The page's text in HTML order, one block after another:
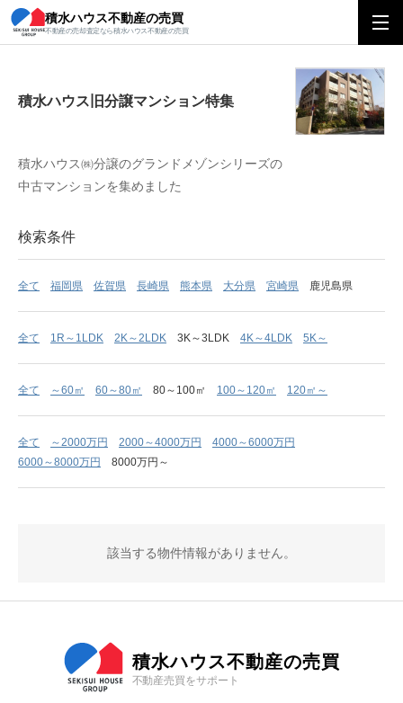
積水ハウス不動産の売買
不動産の売却査定なら積水ハウス不動産の売買
積水ハウス旧分譲マンション特集
積水ハウス旧分譲マンション特集
積水ハウス㈱分譲のグランドメゾンシリーズの
中古マンションを集めました
検索条件
全て 福岡県 佐賀県 長崎県 熊本県 大分県 宮崎県 鹿児島県
全て 1R～1LDK 2K～2LDK 3K～3LDK 4K～4LDK 5K～
全て ～60㎡ 60～80㎡ 80～100㎡ 100～120㎡ 120㎡～
全て ～2000万円 2000～4000万円
4000～6000万円
6000～8000万円
8000万円～
該当する物件情報がありません。
積水ハウス不動産の売買
不動産売買をサポート